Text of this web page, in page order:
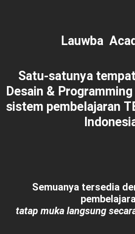
Lauwba
Satu-satunya
Desain &
sistem pembelajaran
Semuanya tersedia
tatap muka langsung